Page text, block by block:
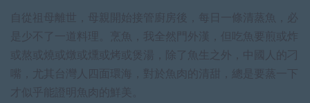
自從祖母離世，母親開始接管廚房後，每日一條清蒸魚，必
是少不了一道料理。烹魚，我全然門外漢，但吃魚要煎或炸
或熬或燒或燉或燻或烤或煲湯，除了魚生之外，中國人的刁
嘴，尤其台灣人四面環海，對於魚肉的清甜，總是要蒸一下
才似乎能證明魚肉的鮮美。